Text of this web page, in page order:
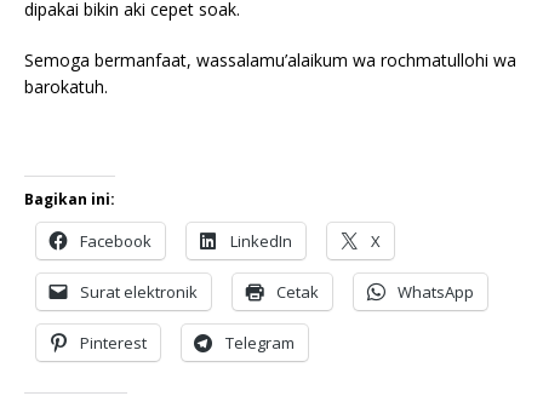
dipakai bikin aki cepet soak.
Semoga bermanfaat, wassalamu’alaikum wa rochmatullohi wa
barokatuh.
Bagikan ini:
Facebook LinkedIn X
Surat elektronik Cetak WhatsApp
Pinterest Telegram